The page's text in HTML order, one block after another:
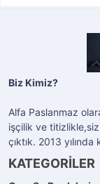
Biz Kimiz?
Alfa Paslanmaz
işçilik ve
çıktık. 2013
KATEGORİLER